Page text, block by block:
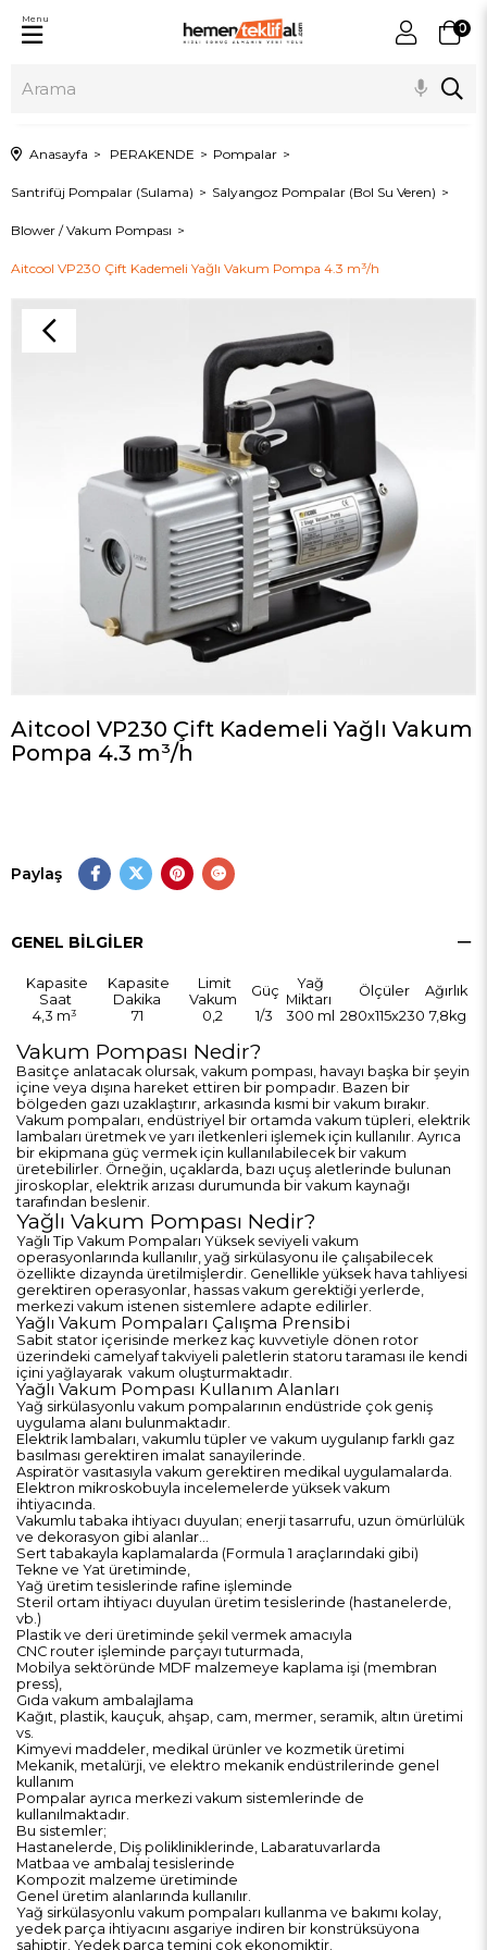
0
Menu
Anasayfa PERAKENDE Pompalar
Santrifüj Pompalar (Sulama) Salyangoz Pompalar (Bol Su Veren)
Blower / Vakum Pompası
Aitcool VP230 Çift Kademeli Yağlı Vakum Pompa 4.3 m³/h
Aitcool VP230 Çift Kademeli Yağlı Vakum
Pompa 4.3 m³/h
Paylaş
GENEL BILGILER
Kapasite
Saat
Kapasite
Dakika
Limit
Vakum
Güç
Yağ
Miktarı
Ölçüler
Ağırlık
4,3 m³
71 0,2 1/3 300 ml 280x115x230 7,8kg
Vakum Pompası Nedir?
Basitçe anlatacak olursak, vakum pompası, havayı başka bir şeyin
içine veya dışına hareket ettiren bir pompadır. Bazen bir
bölgeden gazı uzaklaştırır, arkasında kısmi bir vakum bırakır.
Vakum pompaları, endüstriyel bir ortamda vakum tüpleri, elektrik
lambaları üretmek ve yarı iletkenleri işlemek için kullanılır. Ayrıca
bir ekipmana güç vermek için kullanılabilecek bir vakum
üretebilirler. Örneğin, uçaklarda, bazı uçuş aletlerinde bulunan
jiroskoplar, elektrik arızası durumunda bir vakum kaynağı
tarafından beslenir.
Yağlı Vakum Pompası Nedir?
Yağlı Tip Vakum Pompaları Yüksek seviyeli vakum
operasyonlarında kullanılır, yağ sirkülasyonu ile çalışabilecek
özellikte dizaynda üretilmişlerdir. Genellikle yüksek hava tahliyesi
gerektiren operasyonlar, hassas vakum gerektiği yerlerde,
merkezi vakum istenen sistemlere adapte edilirler.
Yağlı Vakum Pompaları Çalışma Prensibi
Sabit stator içerisinde merkez kaç kuvvetiyle dönen rotor
üzerindeki camelyaf takviyeli paletlerin statoru taraması ile kendi
içini yağlayarak vakum oluşturmaktadır.
Yağlı Vakum Pompası Kullanım Alanları
Yağ sirkülasyonlu vakum pompalarının endüstride çok geniş
uygulama alanı bulunmaktadır.
Elektrik lambaları, vakumlu tüpler ve vakum uygulanıp farklı gaz
basılması gerektiren imalat sanayilerinde.
Aspiratör vasıtasıyla vakum gerektiren medikal uygulamalarda.
Elektron mikroskobuyla incelemelerde yüksek vakum
ihtiyacında.
Vakumlu tabaka ihtiyacı duyulan; enerji tasarrufu, uzun ömürlülük
ve dekorasyon gibi alanlar...
Sert tabakayla kaplamalarda (Formula 1 araçlarındaki gibi)
Tekne ve Yat üretiminde,
Yağ üretim tesislerinde rafine işleminde
Steril ortam ihtiyacı duyulan üretim tesislerinde (hastanelerde,
vb.)
Plastik ve deri üretiminde şekil vermek amacıyla
CNC router işleminde parçayı tuturmada,
Mobilya sektöründe MDF malzemeye kaplama işi (membran
press),
Gıda vakum ambalajlama
Kağıt, plastik, kauçuk, ahşap, cam, mermer, seramik, altın üretimi
vs.
Kimyevi maddeler, medikal ürünler ve kozmetik üretimi
Mekanik, metalürji, ve elektro mekanik endüstrilerinde genel
kullanım
Pompalar ayrıca merkezi vakum sistemlerinde de
kullanılmaktadır.
Bu sistemler;
Hastanelerde, Diş polikliniklerinde, Labaratuvarlarda
Matbaa ve ambalaj tesislerinde
Kompozit malzeme üretiminde
Genel üretim alanlarında kullanılır.
Yağ sirkülasyonlu vakum pompaları kullanma ve bakımı kolay,
yedek parça ihtiyacını asgariye indiren bir konstrüksüyona
sahiptir. Yedek parça temini çok ekonomiktir.